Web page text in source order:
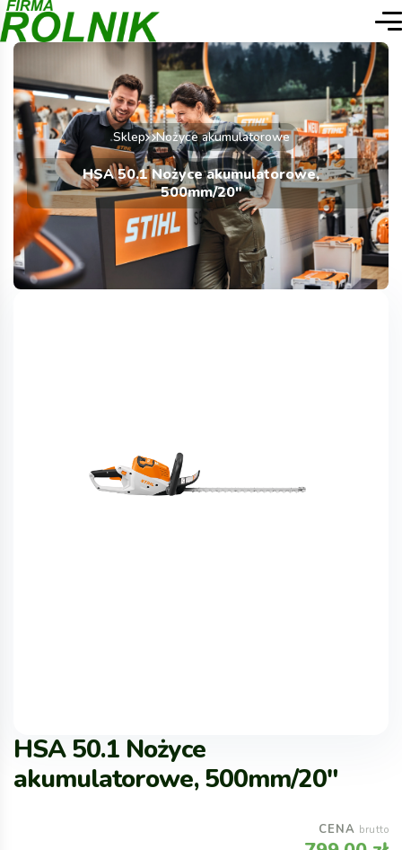
Sklep Nożyce akumulatorowe
HSA 50.1 Nożyce akumulatorowe,
500mm/20″
HSA 50.1 Nożyce
akumulatorowe, 500mm/20″
CENA brutto